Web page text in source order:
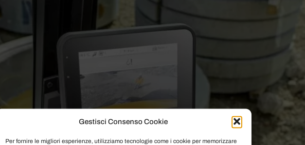
Gestisci Consenso Cookie
Per fornire le migliori esperienze, utilizziamo tecnologie come i cookie per memorizzare